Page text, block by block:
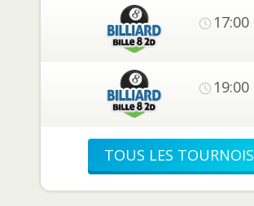
17:00
19:00
TOUS LES TOURNOIS